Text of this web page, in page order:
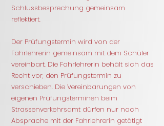
Schlussbesprechung gemeinsam
reflektiert.
Der Prüfungstermin wird von der
Fahrlehrerin gemeinsam mit dem Schüler
vereinbart. Die Fahrlehrerin behält sich das
Recht vor, den Prüfungstermin zu
verschieben. Die Vereinbarungen von
eigenen Prüfungsterminen beim
Strassenverkehrsamt dürfen nur nach
Absprache mit der Fahrlehrerin getätigt